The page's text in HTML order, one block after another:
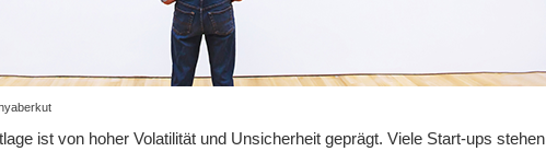
ist von hoher Volatilität und Unsicherheit geprägt. Viele Start-ups stehen